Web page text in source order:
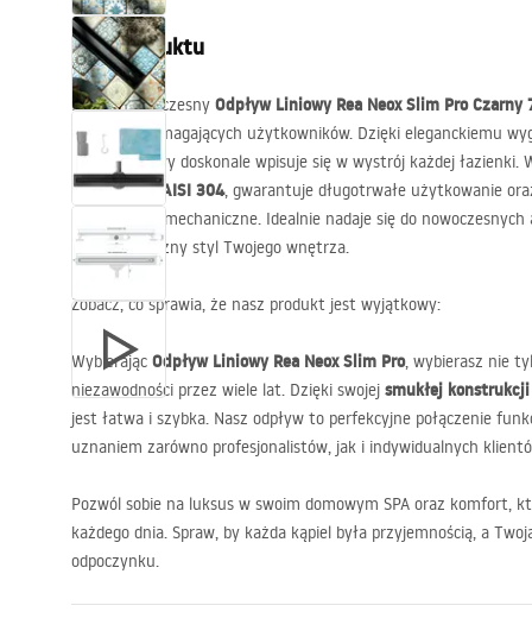
Akcesoria i meble łazienkowe
Opis produktu
Poznaj nowoczesny Odpływ Liniowy Rea Neox Slim Pro Czarny
potrzeby wymagających użytkowników. Dzięki eleganckiemu
odpływ liniowy doskonale wpisuje się w wystrój każdej
nierdzewnejAISI 304, gwarantuje długotrwałe użytkowanie
uszkodzenia mechaniczne. Idealnie nadaje się do
minimalistyczny styl Twojego wnętrza.
Zobacz, co sprawia, że nasz produkt jest wyjątkowy:
Wybierając Odpływ Liniowy Rea Neox Slim Pro, wybierasz nie
niezawodności przez wiele lat. Dzięki swojej smukłej
jest łatwa i szybka. Nasz odpływ to perfekcyjne połączenie
uznaniem zarówno profesjonalistów, jak i indywidualnych
Pozwól sobie na luksus w swoim domowym SPA oraz komfort,
każdego dnia. Spraw, by każda kąpiel była przyjemnością, a
odpoczynku.